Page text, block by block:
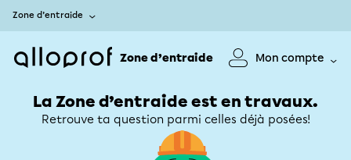
Zone d’entraide
Zone d’entraide Mon compte
La Zone d’entraide est en travaux.
Retrouve ta question parmi celles déjà posées!